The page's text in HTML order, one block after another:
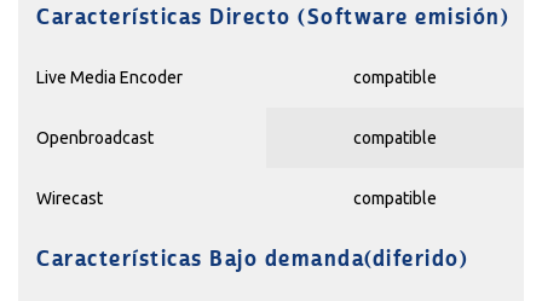
Características Directo (Software emisión)
Live Media Encoder compatible
Openbroadcast compatible
Wirecast compatible
Características Bajo demanda(diferido)